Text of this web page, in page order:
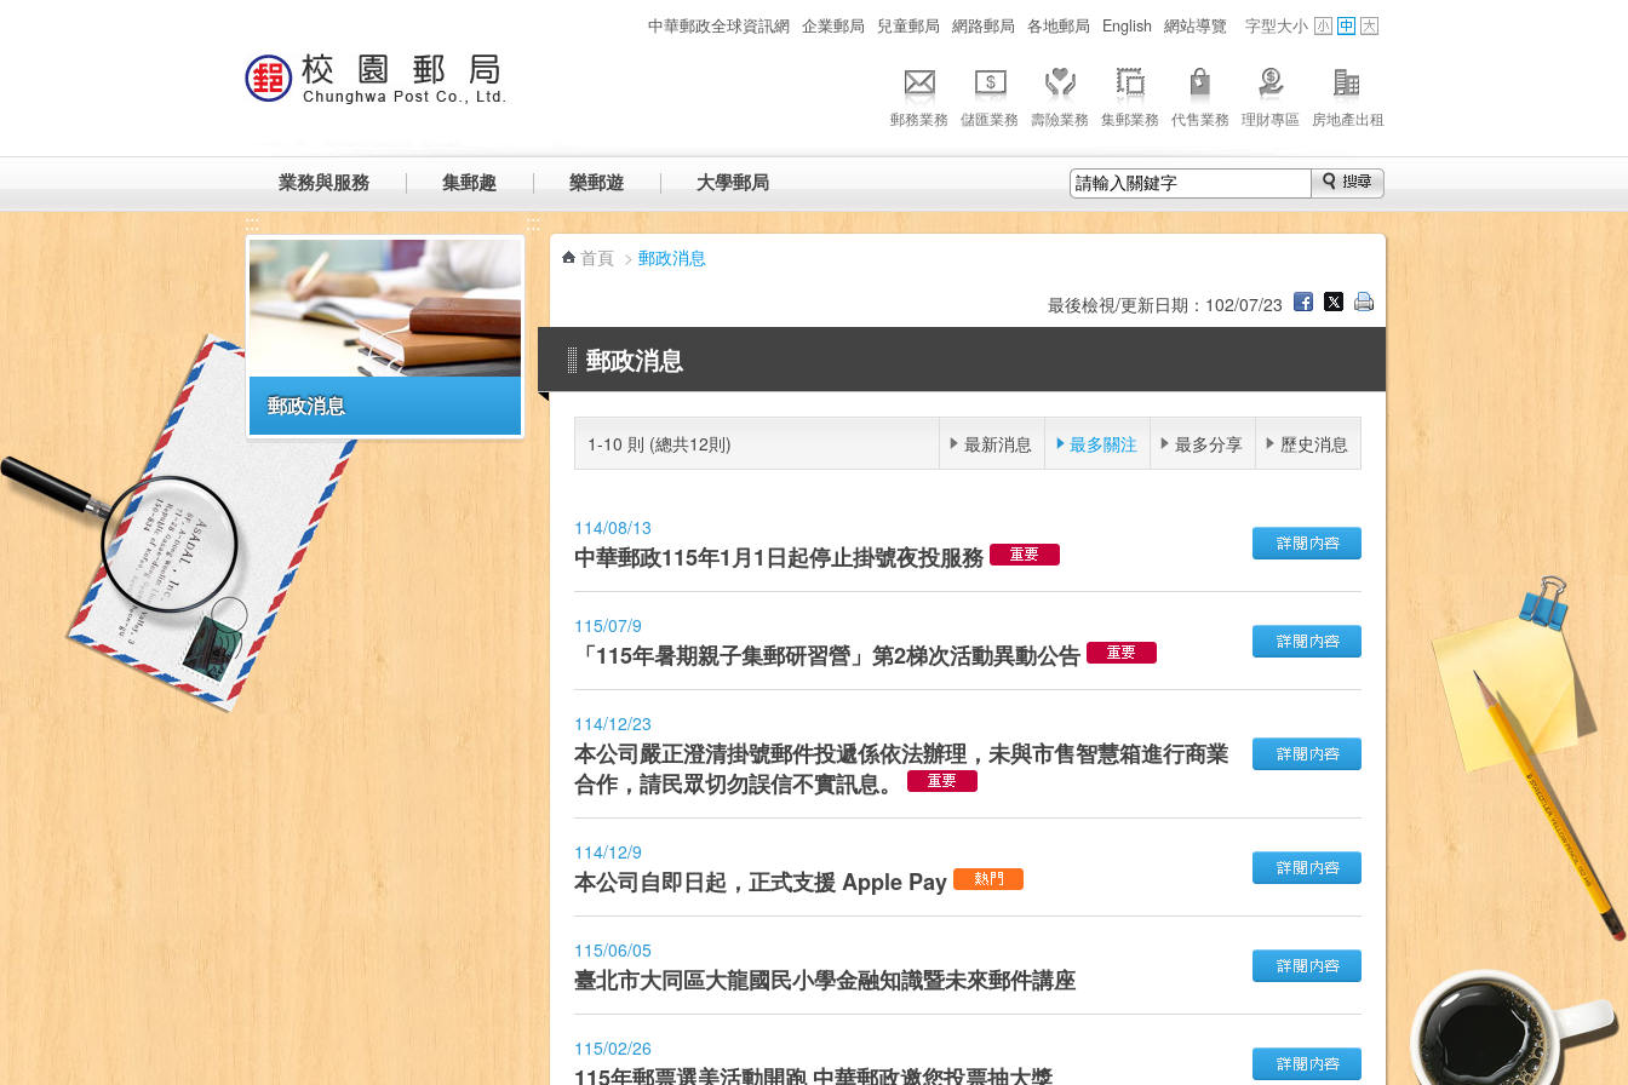
中華郵政全球資訊網 企業郵局 兒童郵局 網路郵局 各地郵局 English 網站導覽 字型大小
郵務業務 儲匯業務 壽險業務 集郵業務 代售業務 理財專區 房地產出租
業務與服務 集郵趣 樂郵遊 大學郵局
:::
郵政消息
:::
首頁 > 郵政消息
最後檢視/更新日期：102/07/23
郵政消息
1-10 則 (總共12則) 最新消息 最多關注 最多分享 歷史消息
114/08/13
中華郵政115年1月1日起停止掛號夜投服務
115/07/9
「115年暑期親子集郵研習營」第2梯次活動異動公告
114/12/23
本公司嚴正澄清掛號郵件投遞係依法辦理，未與市售智慧箱進行商業
合作，請民眾切勿誤信不實訊息。
114/12/9
本公司自即日起，正式支援 Apple Pay
115/06/05
臺北市大同區大龍國民小學金融知識暨未來郵件講座
115/02/26
115年郵票選美活動開跑 中華郵政邀您投票抽大獎